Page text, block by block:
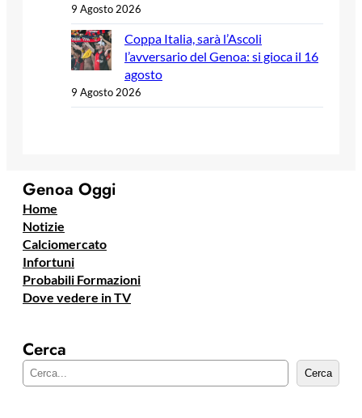
9 Agosto 2026
Coppa Italia, sarà l’Ascoli
l’avversario del Genoa: si gioca il 16
agosto
9 Agosto 2026
Genoa Oggi
Home
Notizie
Calciomercato
Infortuni
Probabili Formazioni
Dove vedere in TV
Cerca
e
Cerca